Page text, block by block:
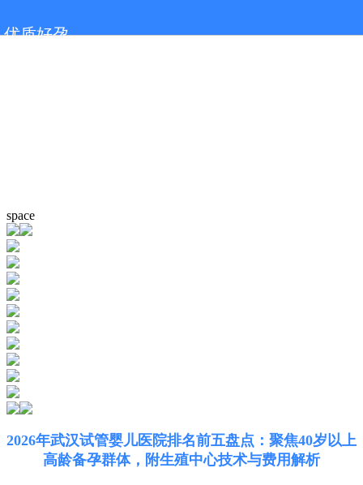
优质好孕
space
2026年武汉试管婴儿医院排名前五盘点：聚焦40岁以上
高龄备孕群体，附生殖中心技术与费用解析